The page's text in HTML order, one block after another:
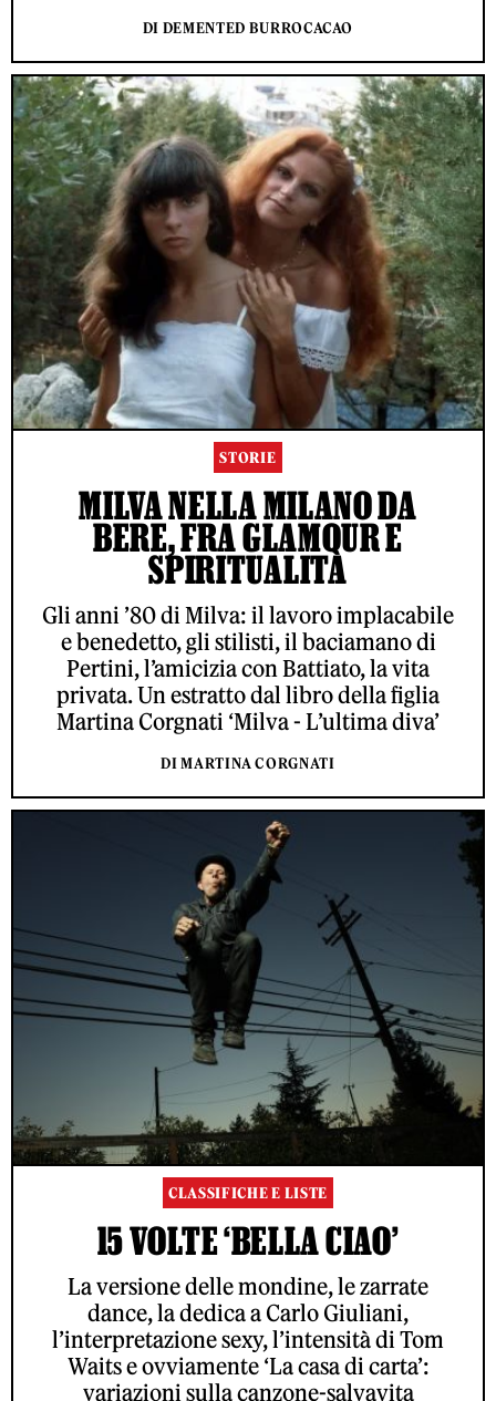
DI DEMENTED BURROCACAO
STORIE
MILVA NELLA MILANO DA
BERE, FRA GLAMOUR E
SPIRITUALITÀ
Gli anni ’80 di Milva: il lavoro implacabile
e benedetto, gli stilisti, il baciamano di
Pertini, l’amicizia con Battiato, la vita
privata. Un estratto dal libro della figlia
Martina Corgnati ‘Milva - L’ultima diva’
DI MARTINA CORGNATI
CLASSIFICHE E LISTE
15 VOLTE ‘BELLA CIAO’
La versione delle mondine, le zarrate
dance, la dedica a Carlo Giuliani,
l’interpretazione sexy, l’intensità di Tom
Waits e ovviamente ‘La casa di carta’:
variazioni sulla canzone-salvavita